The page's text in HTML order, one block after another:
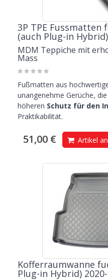
3P TPE Fussmatten
(auch Plug-in
MDM Teppiche mit
Mass
Fußmatten aus
unangenehme Gerüche,
höheren Schutz für den
Praktikabilität.
51,00 € Artikel
Kofferraumwanne
Plug-in Hybrid) 2020-